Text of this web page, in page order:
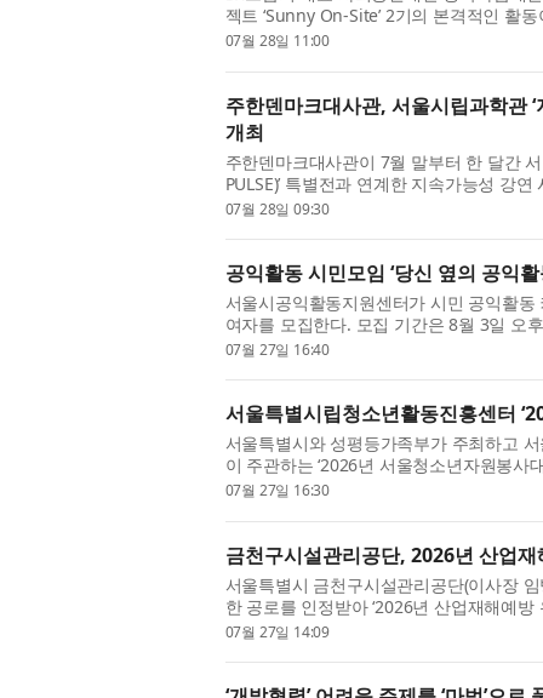
젝트 ‘Sunny On-Site’ 2기의 본격적인 활
에 일정 기간 거주하며 주민과 함께 생활
07월 28일 11:00
주한덴마크대사관, 서울시립과학관
개최
주한덴마크대사관이 7월 말부터 한 달간
PULSE)’ 특별전과 연계한 지속가능성 강
로 참여한 전시로, 대사관은 이번 연계 강
07월 28일 09:30
공익활동 시민모임 ‘당신 옆의 공익
서울시공익활동지원센터가 시민 공익활동
여자를 모집한다. 모집 기간은 8월 3일 오
원할 수 있으며, 선발된 참여자는 8월 오리
07월 27일 16:40
서울특별시립청소년활동진흥센터
서울특별시와 성평등가족부가 주최하고
이 주관하는 ‘2026년 서울청소년자원봉사
소년자원봉사대회는 지역사회 내에서 자
07월 27일 16:30
금천구시설관리공단, 2026년 산업재
서울특별시 금천구시설관리공단(이사장
한 공로를 인정받아 ‘2026년 산업재해예방
혔다. 산업재해예방 유공자 포상은 산업안
07월 27일 14:09